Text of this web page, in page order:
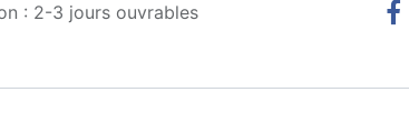
: 2-3 jours ouvrables